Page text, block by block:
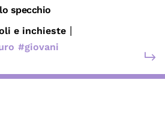
specchio
e inchieste |
#giovani